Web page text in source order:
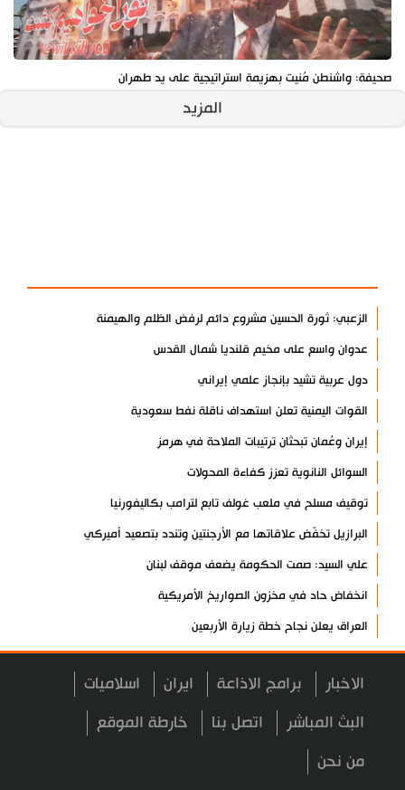
صحيفة: واشنطن مُنيت بهزيمة استراتيجية على يد طهران
المزيد
الزعبي: ثورة الحسين مشروع دائم لرفض الظلم والهيمنة
عدوان واسع على مخيم قلنديا شمال القدس
دول عربية تشيد بإنجاز علمي إيراني
القوات اليمنية تعلن استهداف ناقلة نفط سعودية
إيران وعُمان تبحثان ترتيبات الملاحة في هرمز
السوائل النانوية تعزز كفاءة المحولات
توقيف مسلح في ملعب غولف تابع لترامب بكاليفورنيا
البرازيل تخفّض علاقاتها مع الأرجنتين وتندد بتصعيد أميركي
علي السيد: صمت الحكومة يضعف موقف لبنان
انخفاض حاد في مخزون الصواريخ الأمريكية
العراق يعلن نجاح خطة زيارة الأربعين
رضائي: إيران جاهزة للدفاع عن سيادتها
رئيس بلدية طهران يلتقي مع متولي العتبة الحسينية ومحافظ كربلاء
تقرير مصور.. مراسم عزاء الأربعين بجوار مكان استشهاد الإمام
فريق طبي إيراني ينقذ حياة طفل عراقي بأعجوبة+ فيديو
الاخبار برامج الاذاعة ايران اسلاميات
البث المباشر اتصل بنا خارطة الموقع
من نحن